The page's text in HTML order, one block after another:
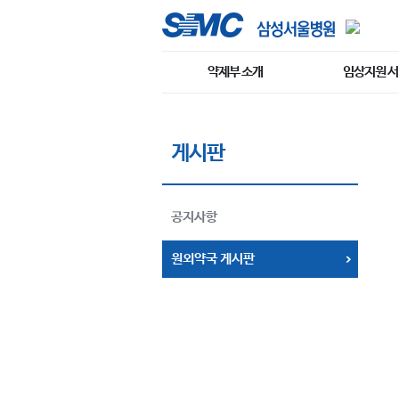
약제부 소개 임상지원
게시판
공지사항
원외약국 게시판